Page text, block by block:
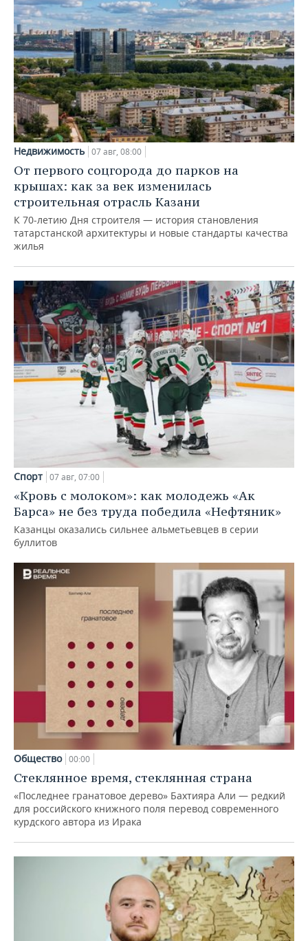
Недвижимость 07 авг, 08:00
От первого соцгорода до парков на
крышах: как за век изменилась
строительная отрасль Казани
К 70-летию Дня строителя — история становления
татарстанской архитектуры и новые стандарты качества
жилья
Спорт 07 авг, 07:00
«Кровь с молоком»: как молодежь «Ак
Барса» не без труда победила «Нефтяник»
Казанцы оказались сильнее альметьевцев в серии
буллитов
Общество 00:00
Стеклянное время, стеклянная страна
«Последнее гранатовое дерево» Бахтияра Али — редкий
для российского книжного поля перевод современного
курдского автора из Ирака